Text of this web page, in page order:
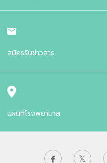
สมัครรับข่าวสาร
แผนที่โรงพยาบาล